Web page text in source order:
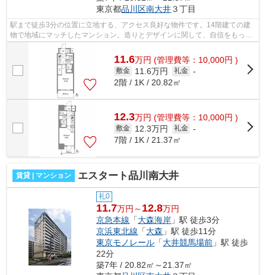
東京都品川区南大井３丁目
駅まで徒歩3分の位置に立地する、アクセス良好な物件です。14階建ての建
物で地域にマッチしたマンション。造りとデザインに関して、自信をもって
情報を提供できるマンションです。築7...
11.6万円 (管理費等：10,000円 )
敷金 11.6万円 礼金 -
2階 / 1K / 20.82㎡
12.3万円 (管理費等：10,000円 )
敷金 12.3万円 礼金 -
7階 / 1K / 21.37㎡
賃貸 | マンション エスタート品川南大井
礼0
11.7万円～ 12.8万円
京急本線 「大森海岸 」駅 徒歩3分
京浜東北線 「大森 」駅 徒歩11分
東京モノレール 「大井競馬場前 」駅 徒歩
22分
築7年 / 20.82㎡～21.37㎡